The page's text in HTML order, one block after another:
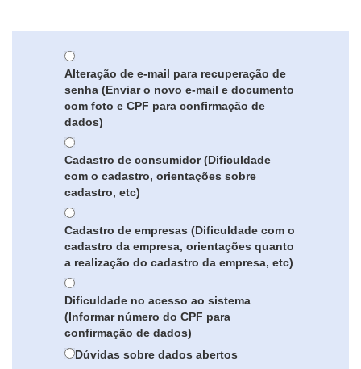
Alteração de e-mail para recuperação de
senha (Enviar o novo e-mail e documento
com foto e CPF para confirmação de
dados)
Cadastro de consumidor (Dificuldade
com o cadastro, orientações sobre
cadastro, etc)
Cadastro de empresas (Dificuldade com o
cadastro da empresa, orientações quanto
a realização do cadastro da empresa, etc)
Dificuldade no acesso ao sistema
(Informar número do CPF para
confirmação de dados)
Dúvidas sobre dados abertos